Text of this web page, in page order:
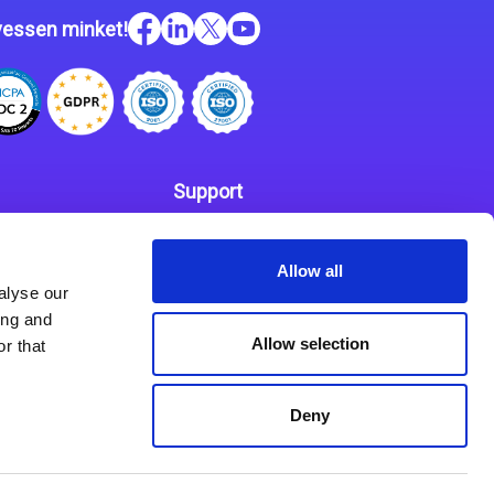
our
and
that
Allow all
Allow selection
Deny
minket!
Support
Kapcsolat